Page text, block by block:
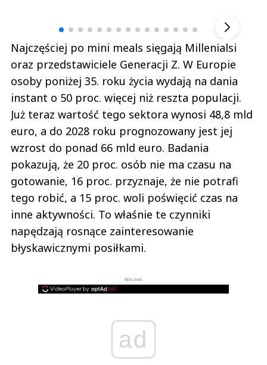
Najczęściej po mini meals sięgają Millenialsi
oraz przedstawiciele Generacji Z. W Europie
osoby poniżej 35. roku życia wydają na dania
instant o 50 proc. więcej niż reszta populacji.
Już teraz wartość tego sektora wynosi 48,8 mld
euro, a do 2028 roku prognozowany jest jej
wzrost do ponad 66 mld euro. Badania
pokazują, że 20 proc. osób nie ma czasu na
gotowanie, 16 proc. przyznaje, że nie potrafi
tego robić, a 15 proc. woli poświęcić czas na
inne aktywności. To właśnie te czynniki
napędzają rosnące zainteresowanie
błyskawicznymi posiłkami.
REKLAMA
ad